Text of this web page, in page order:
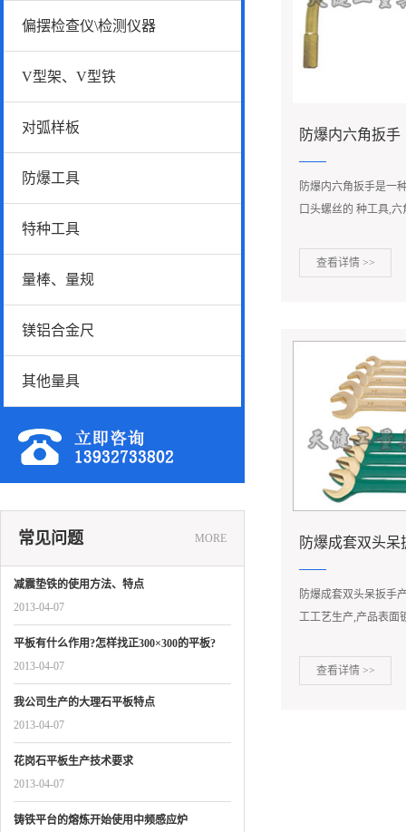
偏摆检查仪\检测仪器
V型架、V型铁
对弧样板
防爆工具
特种工具
量棒、量规
镁铝合金尺
其他量具
常见问题 MORE
减震垫铁的使用方法、特点
2013-04-07
平板有什么作用?怎样找正300×300的平板?
2013-04-07
我公司生产的大理石平板特点
2013-04-07
花岗石平板生产技术要求
2013-04-07
铸铁平台的熔炼开始使用中频感应炉
防爆内六角扳手
防爆内六角扳手是一
口头螺丝的 种工具,
查看详情 >>
防爆成套双头呆
防爆成套双头呆扳手
工工艺生产,产品表面
查看详情 >>